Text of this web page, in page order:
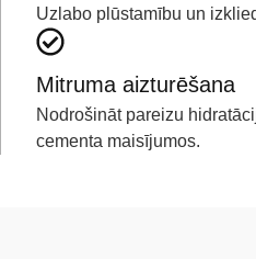
Uzlabo plūstamību un
Mitruma aizturēšana
Nodrošināt pareizu
cementa maisījumos.